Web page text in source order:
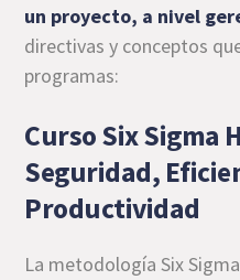
un proyecto, a nivel
directivas y conceptos
programas:
Curso Six Sigma
Seguridad,
Productividad
La metodología Six